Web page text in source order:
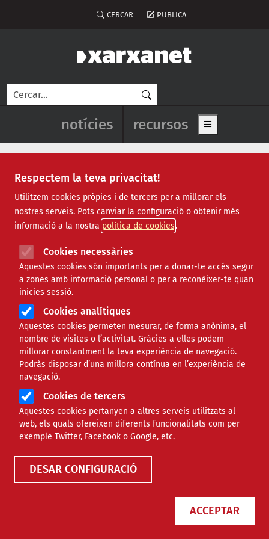
Respectem la teva privacitat!
Utilitzem cookies pròpies i de tercers per a millorar els
nostres serveis. Pots canviar la configuració o obtenir més
informació a la nostra política de cookies
Cookies necessàries
Aquestes cookies són importants per a donar-te accés segur
a zones amb informació personal o per a reconèixer-te quan
inicies sessió.
Cookies analítiques
Aquestes cookies permeten mesurar, de forma anònima, el
nombre de visites o l’activitat. Gràcies a elles podem
millorar constantment la teva experiència de navegació.
Podràs disposar d’una millora contínua en l’experiència de
navegació.
Cookies de tercers
Aquestes cookies pertanyen a altres serveis utilitzats al
web, els quals ofereixen diferents funcionalitats com per
exemple Twitter, Facebook o Google, etc.
DESAR CONFIGURACIÓ
ACCEPTAR
Menú del compte d'usuari
CERCAR PUBLICA
Cerca
Navegació principal de
notícies recursos Show main
formació ocupacional
Com afrontar l’abandonament
escolar